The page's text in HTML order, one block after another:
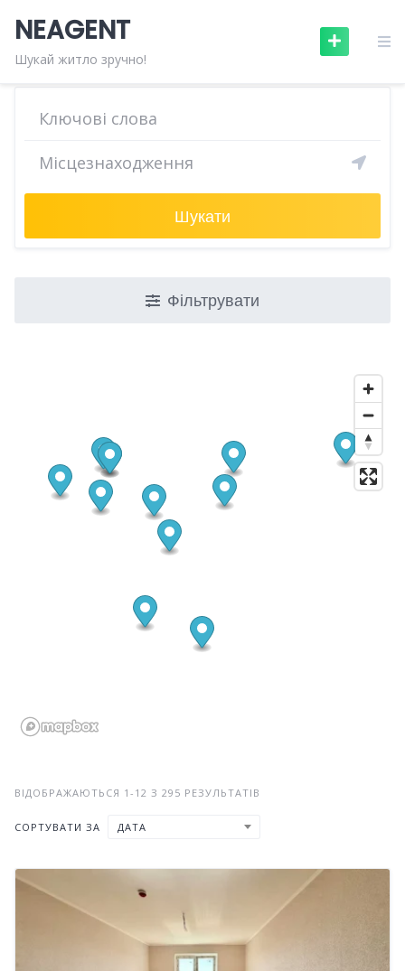
content
NEAGENT
Шукай житло зручно!
Шукати
Фільтрувати
ВІДОБРАЖАЮТЬСЯ 1-12 З 295 РЕЗУЛЬТАТІВ
СОРТУВАТИ ЗА ДАТА